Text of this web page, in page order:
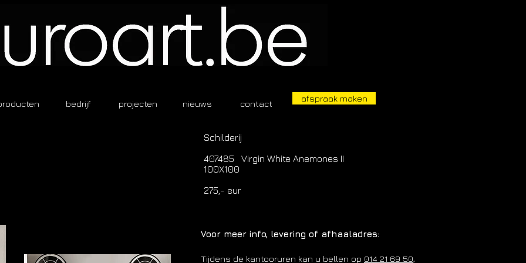
bedrijf projecten nieuws contact
afspraak maken
Schilderij
407485 Virgin White Anemones II
100X100
275,- eur
Voor meer info, levering of afhaaladres:
Tijdens de kantooruren kan u bellen op 014 21 69 50,